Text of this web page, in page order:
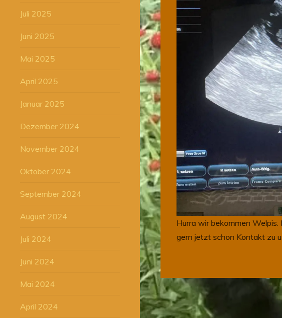
Hurra wir bekommen
gern jetzt schon Kontakt zu
Juli 2025
Juni 2025
Mai 2025
April 2025
Januar 2025
Dezember 2024
November 2024
Oktober 2024
September 2024
August 2024
Juli 2024
Juni 2024
Mai 2024
April 2024